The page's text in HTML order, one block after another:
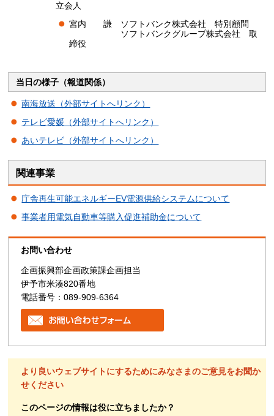
立会人
宮内 謙 ソフトバンク株式会社 特別顧問
ソフトバンクグループ株式会社 取
締役
当日の様子（報道関係）
南海放送（外部サイトへリンク）
テレビ愛媛（外部サイトへリンク）
あいテレビ（外部サイトへリンク）
関連事業
庁舎再生可能エネルギーEV電源供給システムについて
事業者用電気自動車等購入促進補助金について
お問い合わせ
企画振興部企画政策課企画担当
伊予市米湊820番地
電話番号：089-909-6364
より良いウェブサイトにするためにみなさまのご意見をお聞か
せください
このページの情報は役に立ちましたか？